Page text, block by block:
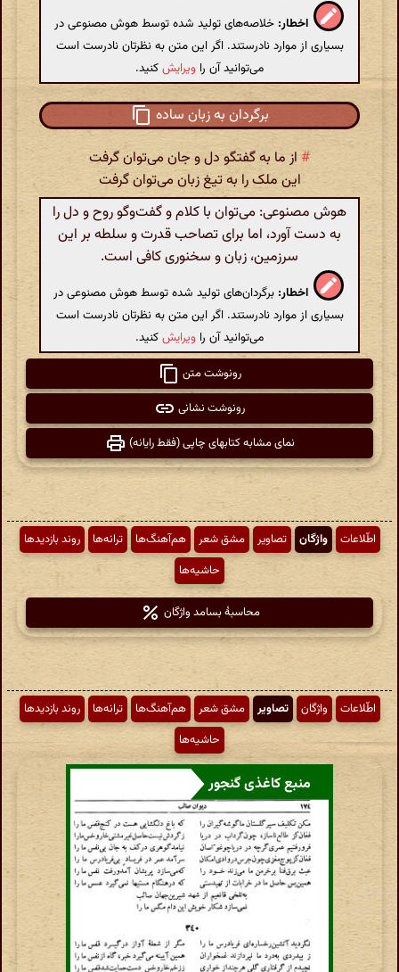
اخطار: خلاصه‌های تولید شده توسط هوش مصنوعی در
بسیاری از موارد نادرستند. اگر این متن به نظرتان نادرست است
می‌توانید آن را ویرایشکنید.
برگردان به زبان ساده
# از ما به گفتگو دل و جان می‌توان گرفت
این ملک را به تیغ زبان می‌توان گرفت
هوش مصنوعی: می‌توان با کلام و گفت‌وگو روح و دل را
به دست آورد، اما برای تصاحب قدرت و سلطه بر این
سرزمین، زبان و سخنوری کافی است.
اخطار: برگردان‌های تولید شده توسط هوش مصنوعی در
بسیاری از موارد نادرستند. اگر این متن به نظرتان نادرست است
می‌توانید آن را ویرایشکنید.
رونوشت متن
رونوشت نشانی
نمای مشابه کتابهای چاپی (فقط رایانه)
اطّلاعات واژگان تصاویر مشق شعر هم‌آهنگ‌ها ترانه‌ها
روند بازدیدها
حاشیه‌ها
محاسبهٔ بسامد واژگان
اطّلاعات واژگان تصاویر مشق شعر هم‌آهنگ‌ها ترانه‌ها
روند بازدیدها
حاشیه‌ها
منبع کاغذی گنجور